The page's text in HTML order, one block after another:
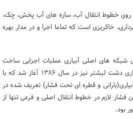
بر روی خطوط انتقال آب، سازه های آب پخش، چک،
خاکریزی است که تماما اجرا و در مدار بهره
شبکه های اصلی آبیاری عملیات اجرایی ساخت
ایستگاه های پمپاژ شبکه اصلی آبیاری دشت لیشتر نیز در سال ۱۳۸۶ آغاز شد که با
و قطره ای تحت فشار) تعریف شده در
لازم در خطوط انتقال اصلی و فرعی تنها از
بود.